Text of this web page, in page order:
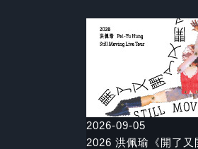
2026-09-05
2026 洪佩瑜《開了又